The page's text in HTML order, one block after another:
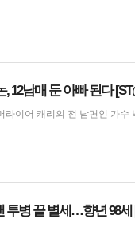
12남매 둔 아빠 된다
라이어 캐리의 전 남편인 가수
투병 끝 별세…향년 98세